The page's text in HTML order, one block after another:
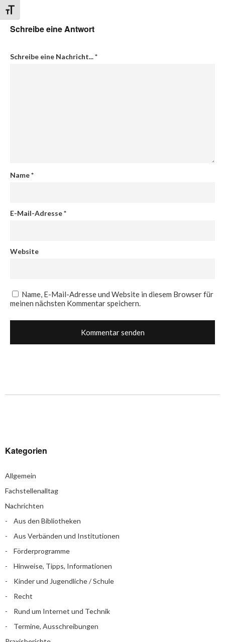
Schrift vergrößern
Schreibe eine Antwort
Schreibe eine Nachricht...*
Name*
E-Mail-Adresse*
Website
Name, E-Mail-Adresse und Website in diesem Browser für
meinen nächsten Kommentar speichern.
Kategorien
Allgemein
Fachstellenalltag
Nachrichten
Aus den Bibliotheken
Aus Verbänden und Institutionen
Förderprogramme
Hinweise, Tipps, Informationen
Kinder und Jugendliche / Schule
Recht
Rund um Internet und Technik
Termine, Ausschreibungen